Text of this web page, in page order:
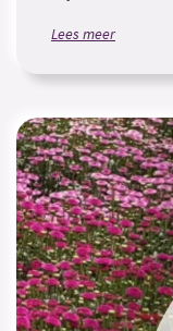
Lees meer